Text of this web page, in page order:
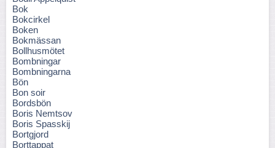
Bok
Bokcirkel
Boken
Bokmässan
Bollhusmötet
Bombningar
Bombningarna
Bön
Bon soir
Bordsbön
Boris Nemtsov
Boris Spasskij
Bortgjord
Borttappat